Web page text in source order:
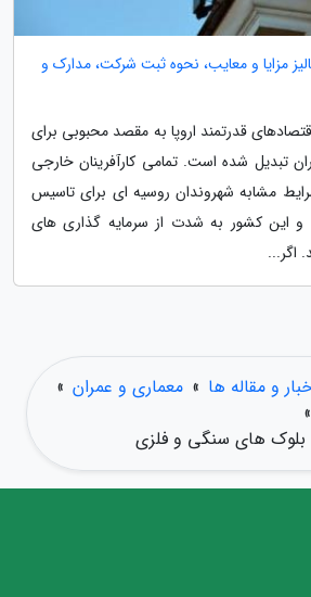
مزایا و معایب، نحوه ثبت شرکت، مدارک و
قدرتمند اروپا به مقصد محبوبی برای
تبدیل شده است. تمامی کارآفرینان خارجی
مشابه شهروندان روسیه ای برای تاسیس
این کشور به شدت از سرمایه گذاری های
اگر...
و مقاله ها » معماری و عمران »
»
بلوک های سنگی و فلزی